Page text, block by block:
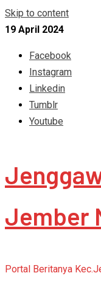
Skip to content
19 April 2024
Facebook
Instagram
Linkedin
Tumblr
Youtube
Jember
Portal Beritanya